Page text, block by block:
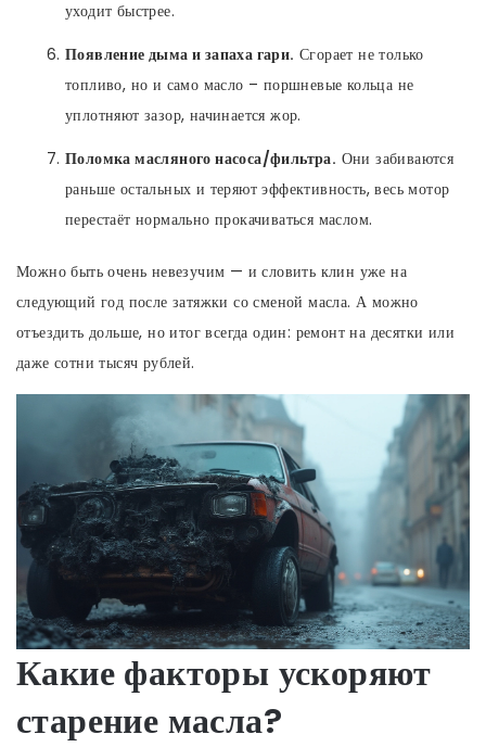
уходит быстрее.
Появление дыма и запаха гари. Сгорает не только
топливо, но и само масло – поршневые кольца не
уплотняют зазор, начинается жор.
Поломка масляного насоса/фильтра. Они забиваются
раньше остальных и теряют эффективность, весь мотор
перестаёт нормально прокачиваться маслом.
Можно быть очень невезучим — и словить клин уже на
следующий год после затяжки со сменой масла. А можно
отъездить дольше, но итог всегда один: ремонт на десятки или
даже сотни тысяч рублей.
Какие факторы ускоряют
старение масла?